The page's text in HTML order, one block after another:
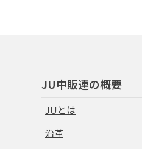
JU中販連の概要
JUとは
沿革